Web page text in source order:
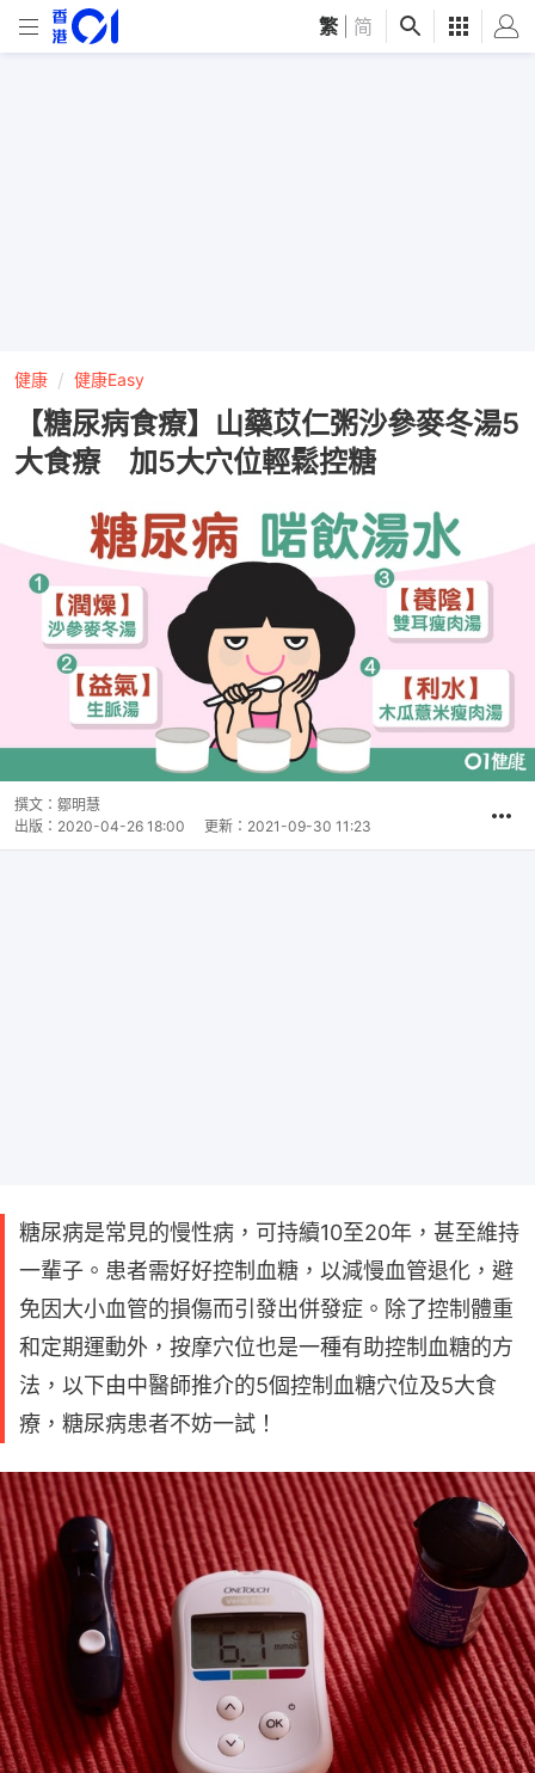
繁 简
健康 健康Easy
【糖尿病食療】山藥苡仁粥沙參麥冬湯5
大食療 加5大穴位輕鬆控糖
撰文： 鄒明慧
出版： 2020-04-26 18:00 更新： 2021-09-30 11:23
糖尿病是常見的慢性病，可持續10至20年，甚至維持
一輩子。患者需好好控制血糖，以減慢血管退化，避
免因大小血管的損傷而引發出併發症。除了控制體重
和定期運動外，按摩穴位也是一種有助控制血糖的方
法，以下由中醫師推介的5個控制血糖穴位及5大食
療，糖尿病患者不妨一試！